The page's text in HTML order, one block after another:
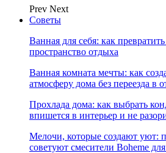
Prev Next
Советы
Ванная для себя: как
пространство отдыха
Ванная комната мечты: как
атмосферу дома без переезда в
Прохлада дома: как выбрать
впишется в интерьер и не
Мелочи, которые создают уют:
советуют смесители Boheme